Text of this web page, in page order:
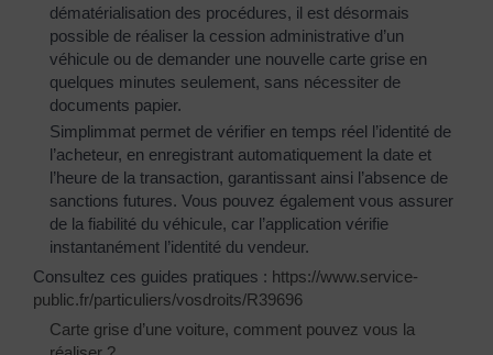
dématérialisation des procédures, il est désormais
possible de réaliser la cession administrative d’un
véhicule ou de demander une nouvelle carte grise en
quelques minutes seulement, sans nécessiter de
documents papier.
Simplimmat permet de vérifier en temps réel l’identité de
l’acheteur, en enregistrant automatiquement la date et
l’heure de la transaction, garantissant ainsi l’absence de
sanctions futures. Vous pouvez également vous assurer
de la fiabilité du véhicule, car l’application vérifie
instantanément l’identité du vendeur.
Consultez ces guides pratiques : https://www.service-
public.fr/particuliers/vosdroits/R39696
Carte grise d’une voiture, comment pouvez vous la